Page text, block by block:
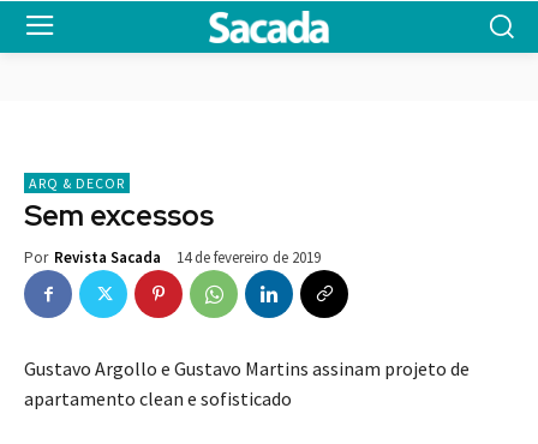
ARQ & DECOR
Sem excessos
Por Revista Sacada 14 de fevereiro de 2019
Gustavo Argollo e Gustavo Martins assinam projeto de
apartamento clean e sofisticado